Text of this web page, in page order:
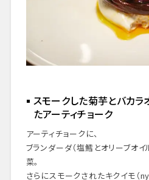
スモークした菊芋とバカ
たアーティチョーク
アーティチョークに、
ブランダーダ（塩鱈とオリーブオ
菜。
さらにスモークされたキクイモ（